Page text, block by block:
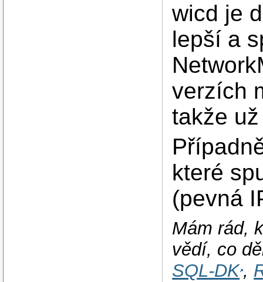
wicd je
lepší a
verzích
takže
které
(pevná
Mám rád,
vědí, co
SQL-DK,